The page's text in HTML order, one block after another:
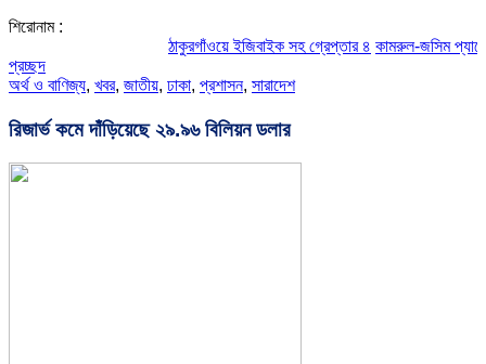
শিরোনাম :
ঠাকুরগাঁওয়ে ইজিবাইক সহ গ্রেপ্তার ৪ কামরুল-জসিম প্যানেলের
প্রচ্ছদ
অর্থ ও বাণিজ্য, খবর, জাতীয়, ঢাকা, প্রশাসন, সারাদেশ
রিজার্ভ কমে দাঁড়িয়েছে ২৯.৯৬ বিলিয়ন ডলার